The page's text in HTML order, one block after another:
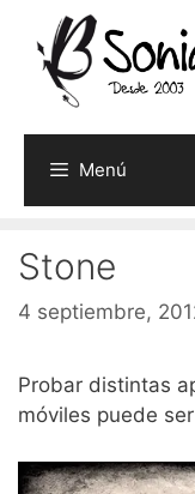
contenido
Menú
Stone
4 septiembre,
Probar distintas
móviles puede